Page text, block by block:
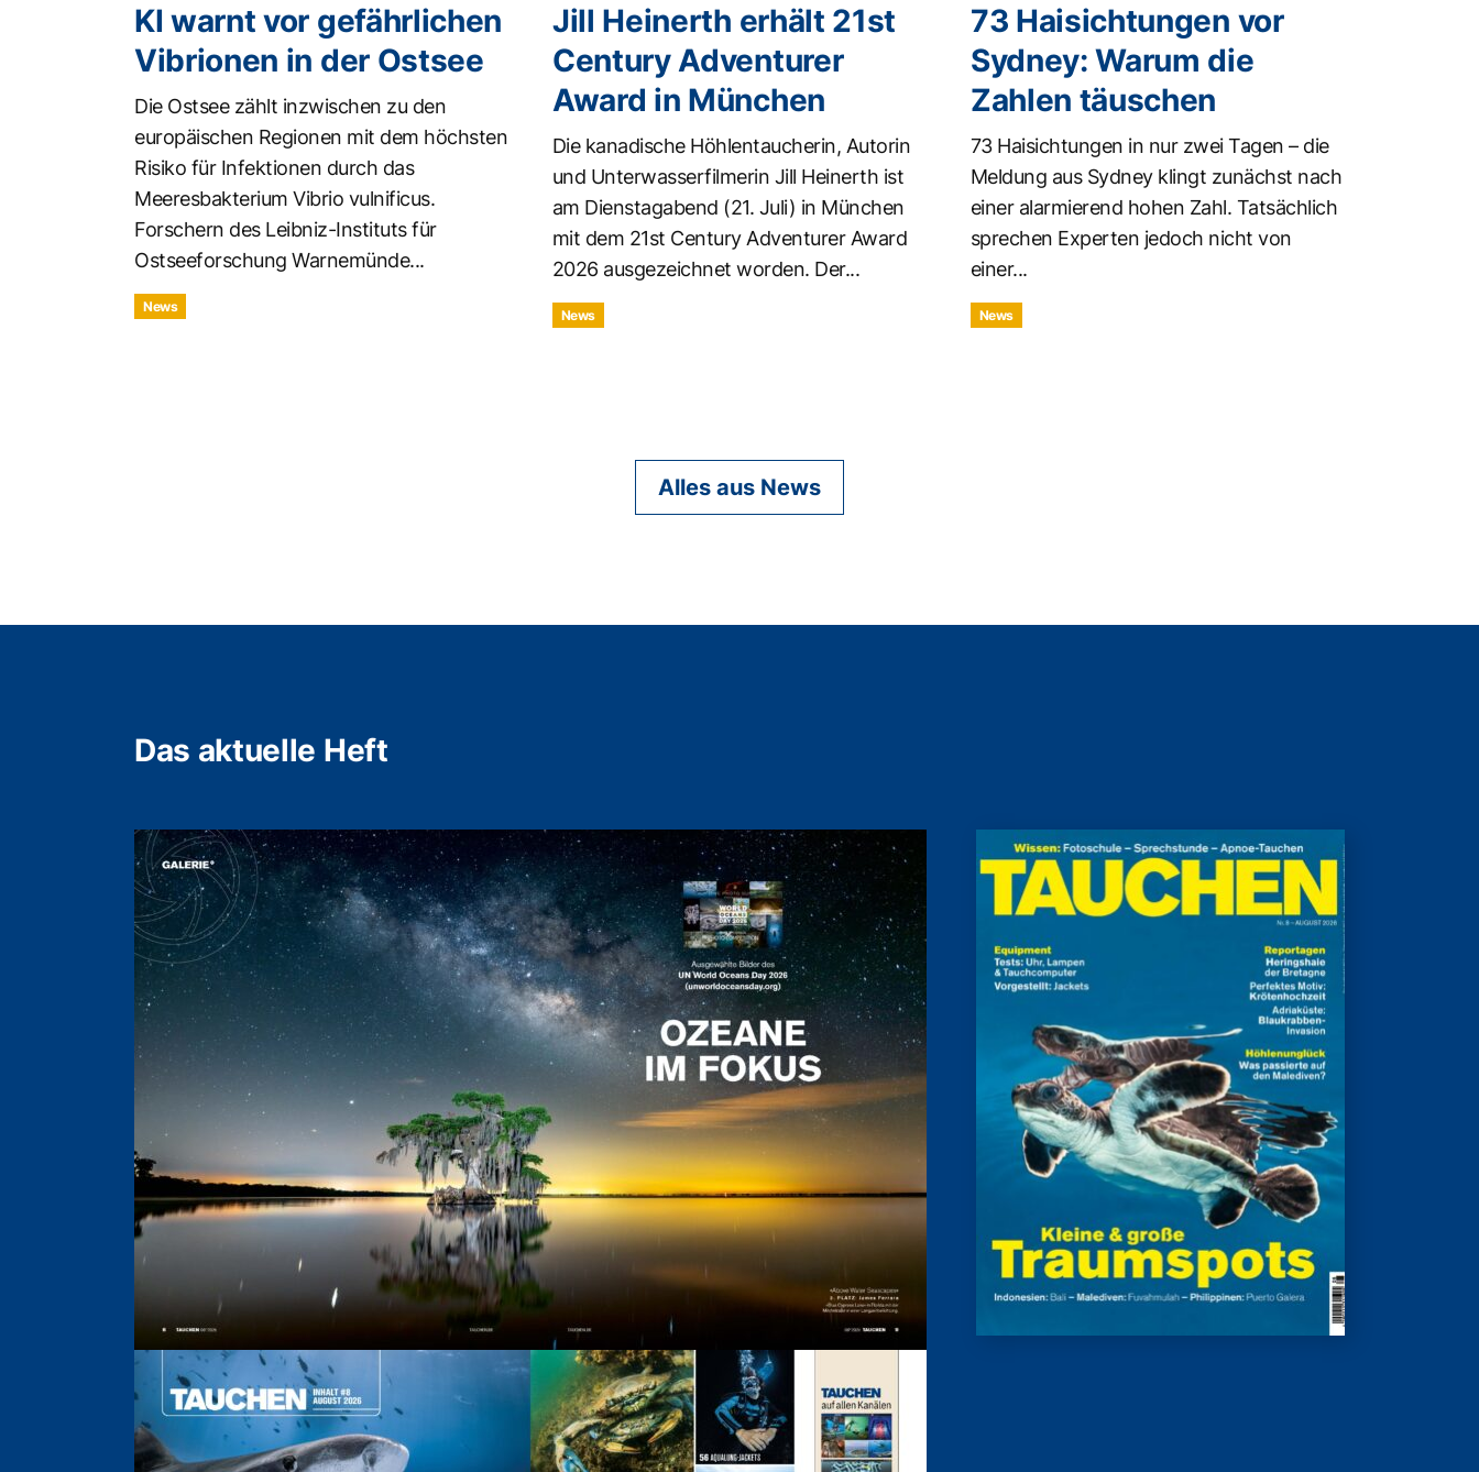
KI warnt vor gefährlichen
Vibrionen in der Ostsee
Die Ostsee zählt inzwischen zu den
europäischen Regionen mit dem höchsten
Risiko für Infektionen durch das
Meeresbakterium Vibrio vulnificus.
Forschern des Leibniz-Instituts für
Ostseeforschung Warnemünde...
News
Jill Heinerth erhält 21st
Century Adventurer
Award in München
Die kanadische Höhlentaucherin, Autorin
und Unterwasserfilmerin Jill Heinerth ist
am Dienstagabend (21. Juli) in München
mit dem 21st Century Adventurer Award
2026 ausgezeichnet worden. Der...
News
73 Haisichtungen vor
Sydney: Warum die
Zahlen täuschen
73 Haisichtungen in nur zwei Tagen – die
Meldung aus Sydney klingt zunächst nach
einer alarmierend hohen Zahl. Tatsächlich
sprechen Experten jedoch nicht von
einer...
News
Alles aus News
Das aktuelle Heft